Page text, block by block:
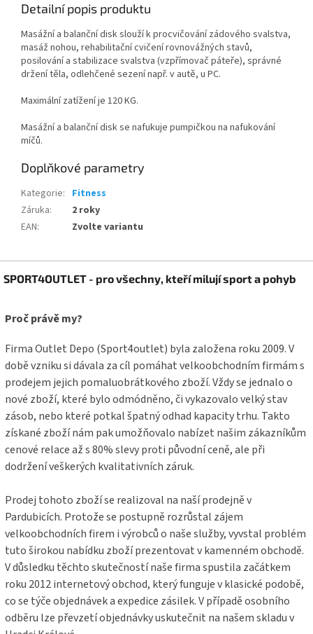
Detailní popis produktu
Masážní a balanční disk slouží k procvičování zádového svalstva,
masáž nohou, rehabilitační cvičení rovnovážných stavů,
posilování a stabilizace svalstva (vzpřímovač páteře), správné
držení těla, odlehčené sezení např. v autě, u PC.
Maximální zatížení je 120 KG.
Masážní a balanční disk se nafukuje pumpičkou na nafukování
míčů.
Doplňkové parametry
Kategorie: Fitness
Záruka:
2 roky
EAN: Zvolte variantu
á
a
SPORT4OUTLET - pro všechny, kteří milují sport a pohyb
Proč právě my?
Firma Outlet Depo (Sport4outlet) byla založena roku 2009. V
době vzniku si dávala za cíl pomáhat velkoobchodním firmám s
prodejem jejich pomaluobrátkového zboží. Vždy se jednalo o
nové zboží, které bylo odmódněno, či vykazovalo velký stav
zásob, nebo které potkal špatný odhad kapacity trhu. Takto
získané zboží nám pak umožňovalo nabízet našim zákazníkům
cenové relace až s 80% slevy proti původní ceně, ale při
dodržení veškerých kvalitativních záruk.
Prodej tohoto zboží se realizoval na naší prodejně v
Pardubicích. Protože se postupně rozrůstal zájem
velkoobchodních firem i výrobců o naše služby, vyvstal problém
tuto širokou nabídku zboží prezentovat v kamenném obchodě.
V důsledku těchto skutečností naše firma spustila začátkem
roku 2012 internetový obchod, který funguje v klasické podobě,
co se týče objednávek a expedice zásilek. V případě osobního
odběru lze převzetí objednávky uskutečnit na našem skladu v